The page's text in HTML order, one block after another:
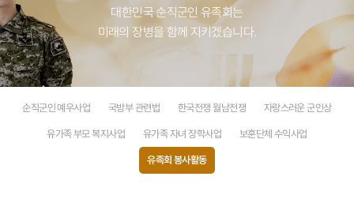
유족회 홍보관
천국의 별님
순직군인 유가족 찾기
연회비·기부금 안내
대한민국 순직군인 유족회는
미래의 장병을 함께 지키겠습니다.
순직군인 예우사업 국방부 관련법 한국전쟁 월남전쟁 자랑스러운 군인상
유가족 부모 복지사업 유가족 자녀 장학사업 보훈단체 수익사업
유족회 봉사활동